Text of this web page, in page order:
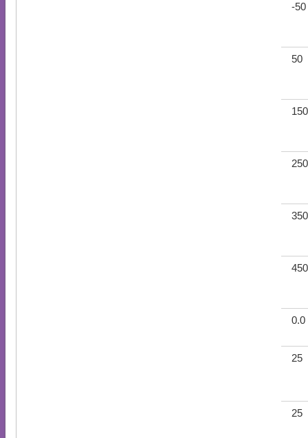
-50
50
150
250
350
450
0.0
25
25